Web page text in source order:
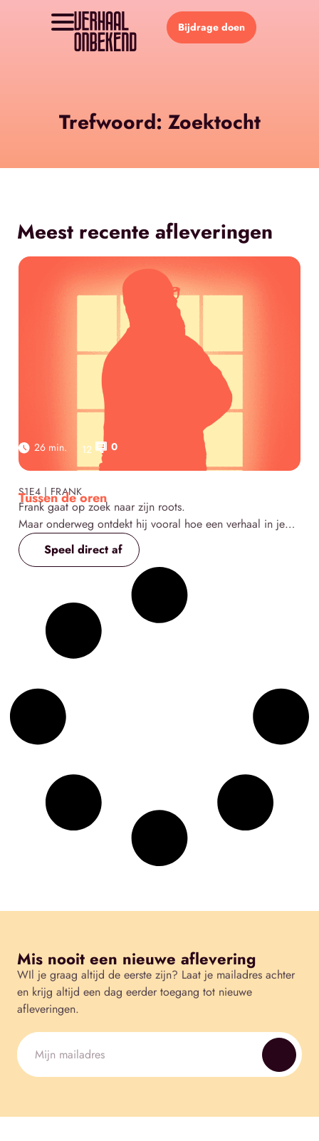
Bijdrage doen
Trefwoord: Zoektocht
Meest recente afleveringen
26 min. 12 0
S1E4 | FRANK
Tussen de oren
Frank gaat op zoek naar zijn roots.
Maar onderweg ontdekt hij vooral hoe een verhaal in je
hoofd sterker kan zijn dan de waarheid die je zoekt.
Speel direct af
Mis nooit een nieuwe aflevering
WIl je graag altijd de eerste zijn? Laat je mailadres achter
en krijg altijd een dag eerder toegang tot nieuwe
afleveringen.